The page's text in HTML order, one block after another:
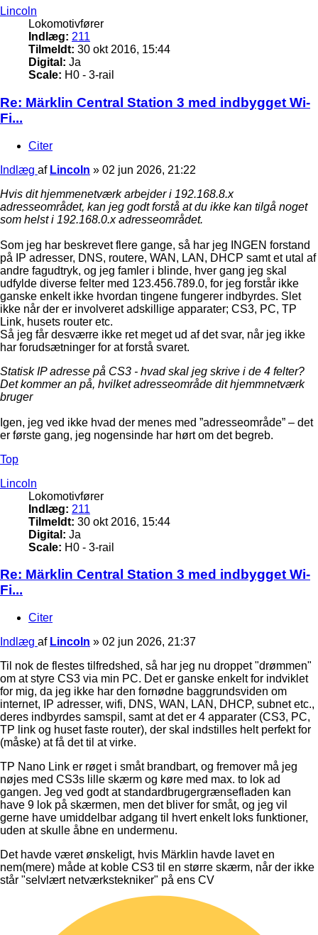
Lincoln
Lokomotivfører
Indlæg: 211
Tilmeldt: 30 okt 2016, 15:44
Digital: Ja
Scale: H0 - 3-rail
Re: Märklin Central Station 3 med indbygget Wi-
Fi...
Citer
Indlæg af Lincoln » 02 jun 2026, 21:22
Hvis dit hjemmenetværk arbejder i 192.168.8.x
adresseområdet, kan jeg godt forstå at du ikke kan tilgå noget
som helst i 192.168.0.x adresseområdet.
Som jeg har beskrevet flere gange, så har jeg INGEN forstand
på IP adresser, DNS, routere, WAN, LAN, DHCP samt et utal af
andre fagudtryk, og jeg famler i blinde, hver gang jeg skal
udfylde diverse felter med 123.456.789.0, for jeg forstår ikke
ganske enkelt ikke hvordan tingene fungerer indbyrdes. Slet
ikke når der er involveret adskillige apparater; CS3, PC, TP
Link, husets router etc.
Så jeg får desværre ikke ret meget ud af det svar, når jeg ikke
har forudsætninger for at forstå svaret.
Statisk IP adresse på CS3 - hvad skal jeg skrive i de 4 felter?
Det kommer an på, hvilket adresseområde dit hjemmnetværk
bruger
Igen, jeg ved ikke hvad der menes med ”adresseområde” – det
er første gang, jeg nogensinde har hørt om det begreb.
Top
Lincoln
Lokomotivfører
Indlæg: 211
Tilmeldt: 30 okt 2016, 15:44
Digital: Ja
Scale: H0 - 3-rail
Re: Märklin Central Station 3 med indbygget Wi-
Fi...
Citer
Indlæg af Lincoln » 02 jun 2026, 21:37
Til nok de flestes tilfredshed, så har jeg nu droppet "drømmen"
om at styre CS3 via min PC. Det er ganske enkelt for indviklet
for mig, da jeg ikke har den fornødne baggrundsviden om
internet, IP adresser, wifi, DNS, WAN, LAN, DHCP, subnet etc.,
deres indbyrdes samspil, samt at det er 4 apparater (CS3, PC,
TP link og huset faste router), der skal indstilles helt perfekt for
(måske) at få det til at virke.
TP Nano Link er røget i småt brandbart, og fremover må jeg
nøjes med CS3s lille skærm og køre med max. to lok ad
gangen. Jeg ved godt at standardbrugergrænsefladen kan
have 9 lok på skærmen, men det bliver for småt, og jeg vil
gerne have umiddelbar adgang til hvert enkelt loks funktioner,
uden at skulle åbne en undermenu.
Det havde været ønskeligt, hvis Märklin havde lavet en
nem(mere) måde at koble CS3 til en større skærm, når der ikke
står "selvlært netværkstekniker" på ens CV